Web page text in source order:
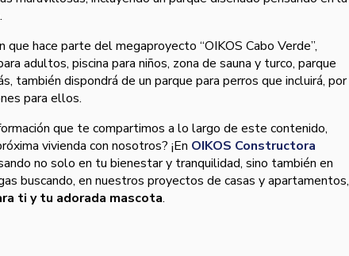
que hace parte del megaproyecto “OIKOS Cabo Verde”,
adultos, piscina para niños, zona de sauna y turco, parque
también dispondrá de un parque para perros que incluirá, por
para ellos.
que te compartimos a lo largo de este contenido,
vivienda con nosotros? ¡En OIKOS Constructora
no solo en tu bienestar y tranquilidad, sino también en
buscando, en nuestros proyectos de casas y apartamentos,
ti y tu adorada mascota.